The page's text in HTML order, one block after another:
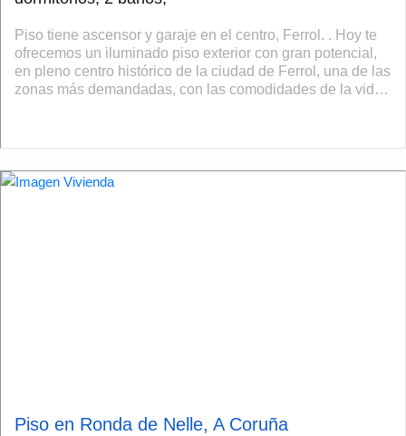
Piso tiene ascensor y garaje en el centro, Ferrol. . Hoy te
ofrecemos un iluminado piso exterior con gran potencial,
en pleno centro histórico de la ciudad de Ferrol, una de las
zonas más demandadas, con las comodidades de la vida
Piso en Ronda de Nelle, A Coruña